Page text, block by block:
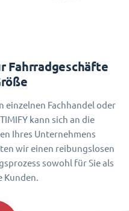
Fahrradgeschäfte
einzelnen Fachhandel oder
kann sich an die
Ihres Unternehmens
wir einen reibungslosen
sowohl für Sie als
Kunden.